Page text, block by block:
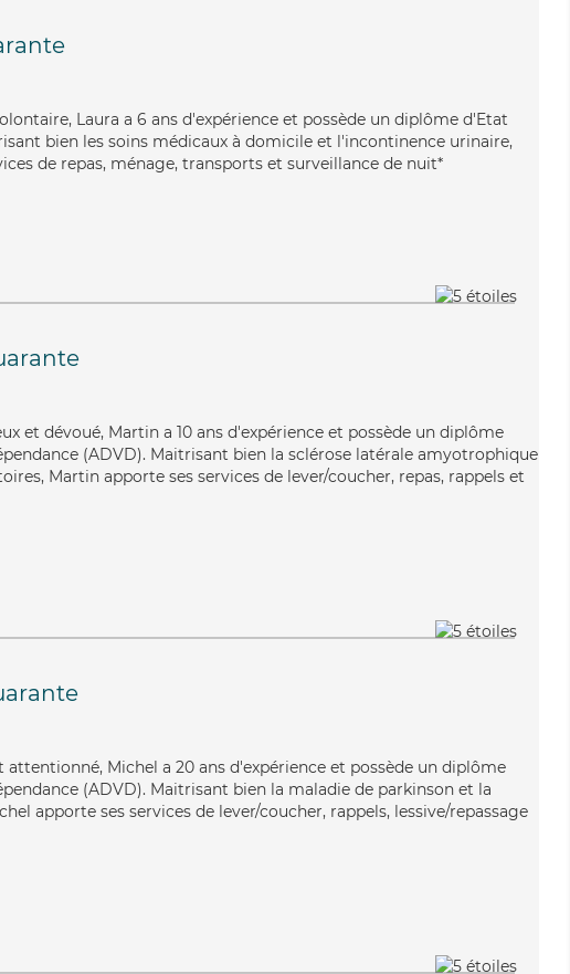
Laura a 6 ans d'expérience et possède un diplôme d'Etat
bien les soins médicaux à domicile et l'incontinence urinaire,
de repas, ménage, transports et surveillance de nuit*
et dévoué, Martin a 10 ans d'expérience et possède un diplôme
(ADVD). Maitrisant bien la sclérose latérale amyotrophique
Martin apporte ses services de lever/coucher, repas, rappels et
attentionné, Michel a 20 ans d'expérience et possède un diplôme
(ADVD). Maitrisant bien la maladie de parkinson et la
apporte ses services de lever/coucher, rappels, lessive/repassage